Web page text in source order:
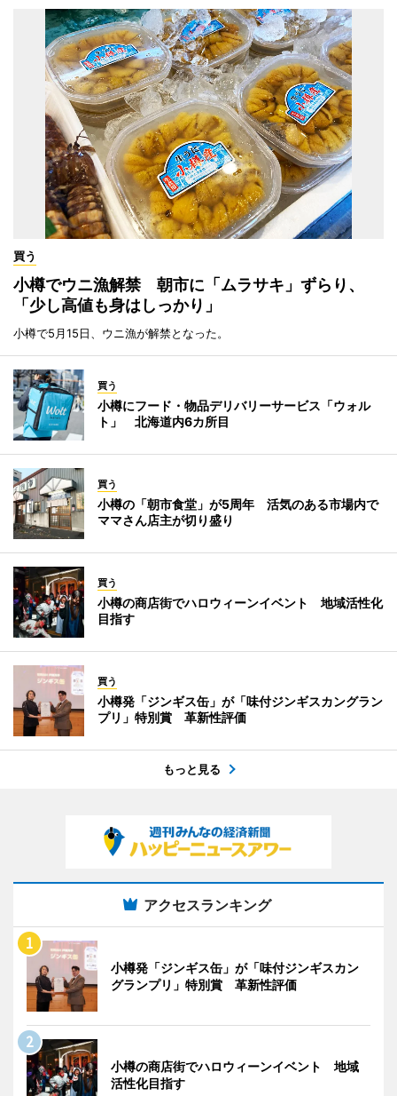
買う
小樽でウニ漁解禁 朝市に「ムラサキ」ずらり、
「少し高値も身はしっかり」
小樽で5月15日、ウニ漁が解禁となった。
買う
小樽にフード・物品デリバリーサービス「ウォル
ト」 北海道内6カ所目
買う
小樽の「朝市食堂」が5周年 活気のある市場内で
ママさん店主が切り盛り
買う
小樽の商店街でハロウィーンイベント 地域活性化
目指す
買う
小樽発「ジンギス缶」が「味付ジンギスカングラン
プリ」特別賞 革新性評価
もっと見る
アクセスランキング
小樽発「ジンギス缶」が「味付ジンギスカン
グランプリ」特別賞 革新性評価
小樽の商店街でハロウィーンイベント 地域
活性化目指す